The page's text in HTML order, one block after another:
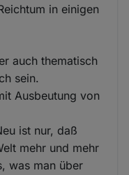
in einigen
auch thematisch
sein.
Ausbeutung von
ist nur, daß
mehr und mehr
was man über